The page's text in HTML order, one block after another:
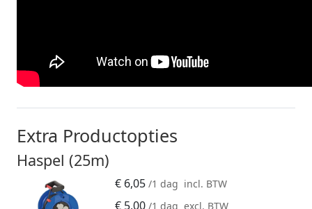
Extra Productopties
Haspel (25m)
€ 6,05 /1 dag incl. BTW
€ 5,00 /1 dag excl. BTW